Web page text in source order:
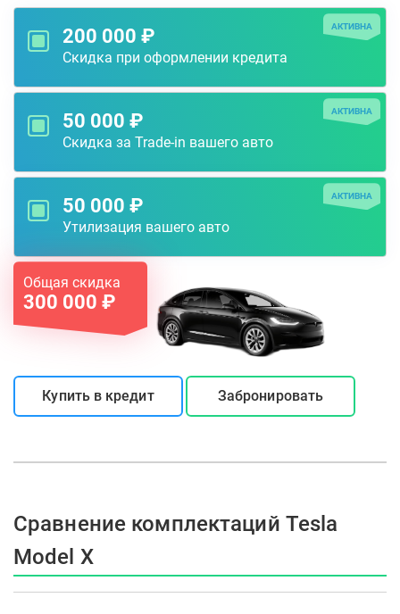
200 000 ₽
Скидка при оформлении кредита
АКТИВНА
50 000 ₽
Скидка за Trade-in вашего авто
АКТИВНА
50 000 ₽
Утилизация вашего авто
АКТИВНА
Общая скидка
300 000 ₽
Купить в кредит Забронировать
Сравнение комплектаций Tesla
Model X